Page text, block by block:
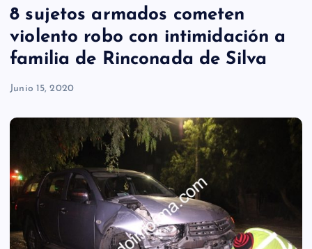
8 sujetos armados cometen
violento robo con intimidación a
familia de Rinconada de Silva
Junio 15, 2020